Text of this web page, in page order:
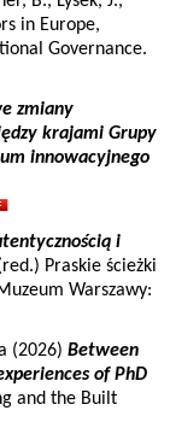
in Europe,
Governance.
zmiany
krajami Grupy
innowacyjnego
i
Praskie ścieżki
Warszawy:
(2026) Between
of PhD
and the Built